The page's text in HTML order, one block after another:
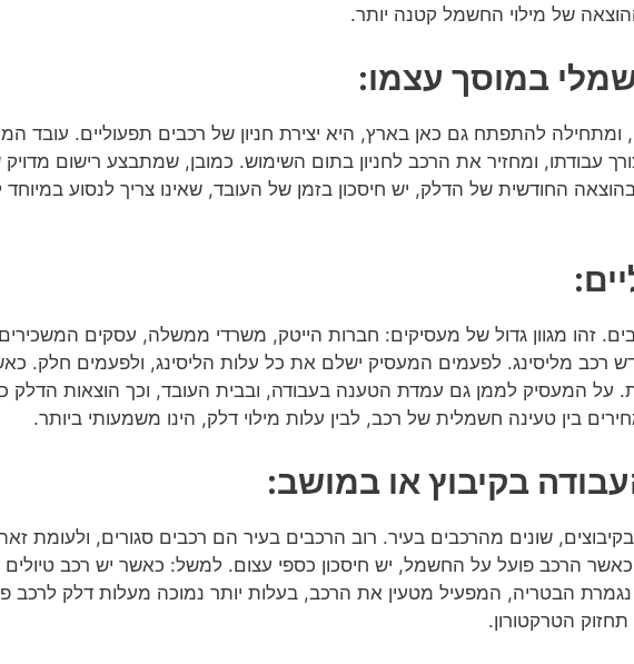
של מילוי החשמל קטנה יותר.
במוסך עצמו:
ומתחילה להתפתח גם כאן בארץ, היא יצירת חניון של רכבים תפעוליים. עובד
עבודתו, ומחזיר את הרכב לחניון בתום השימוש. כמובן, שמתבצע רישום
החודשית של הדלק, יש חיסכון בזמן של העובד, שאינו צריך לנסוע במיוחד
זהו מגוון גדול של מעסיקים: חברות הייטק, משרדי ממשלה, עסקים
רכב מליסינג. לפעמים המעסיק ישלם את כל עלות הליסינג, ולפעמים חלק.
על המעסיק לממן גם עמדת הטענה בעבודה, ובבית העובד, וכך הוצאות הדלק
בין טעינה חשמלית של רכב, לבין עלות מילוי דלק, הינו משמעותי ביותר.
בקיבוץ או במושב:
שונים מהרכבים בעיר. רוב הרכבים בעיר הם רכבים סגורים, ולעומת זאת
הרכב פועל על החשמל, יש חיסכון כספי עצום. למשל: כאשר יש רכב
הבטריה, המפעיל מטעין את הרכב, בעלות יותר נמוכה מעלות דלק לרכב
הטרקטורון.